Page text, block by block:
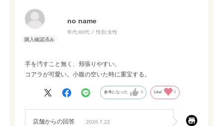
no name
年代:60代 性別:女性
手を汚すこと無く、頬張りやすい。
コアラが可愛い。小腹の空いた時に重宝する。
参考になった 0 Like! 0
店舗からの回答 2026.7.22